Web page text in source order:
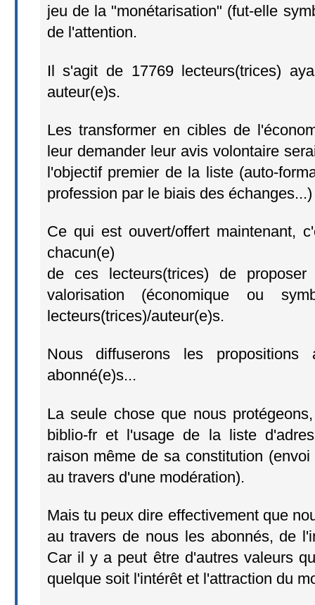
jeu de la "monétarisation" (fut-elle
de l'attention.
Il s'agit de 17769 lecteurs(trices)
auteur(e)s.
Les transformer en cibles de
leur demander leur avis volontaire
l'objectif premier de la liste (auto-
profession par le biais des échanges...)
Ce qui est ouvert/offert maintenant,
chacun(e)
de ces lecteurs(trices) de
valorisation (économique ou
lecteurs(trices)/auteur(e)s.
Nous diffuserons les
abonné(e)s...
La seule chose que nous
biblio-fr et l'usage de la liste
raison même de sa constitution
au travers d'une modération).
Mais tu peux dire effectivement que
au travers de nous les abonnés, de
Car il y a peut être d'autres valeurs
quelque soit l'intérêt et l'attraction du